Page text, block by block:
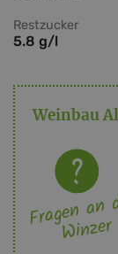
Restzucker
5.8 g/l
Weinbau
Fragen an
Winzer